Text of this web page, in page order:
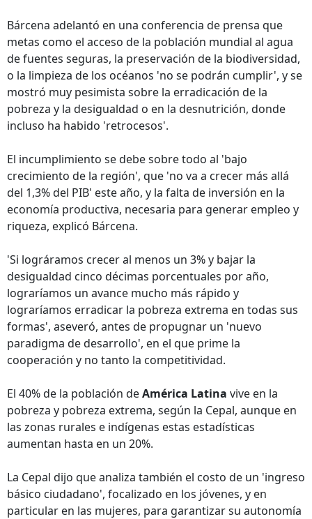
Bárcena adelantó en una conferencia de prensa que
metas como el acceso de la población mundial al agua
de fuentes seguras, la preservación de la biodiversidad,
o la limpieza de los océanos 'no se podrán cumplir', y se
mostró muy pesimista sobre la erradicación de la
pobreza y la desigualdad o en la desnutrición, donde
incluso ha habido 'retrocesos'.
El incumplimiento se debe sobre todo al 'bajo
crecimiento de la región', que 'no va a crecer más allá
del 1,3% del PIB' este año, y la falta de inversión en la
economía productiva, necesaria para generar empleo y
riqueza, explicó Bárcena.
'Si lográramos crecer al menos un 3% y bajar la
desigualdad cinco décimas porcentuales por año,
lograríamos un avance mucho más rápido y
lograríamos erradicar la pobreza extrema en todas sus
formas', aseveró, antes de propugnar un 'nuevo
paradigma de desarrollo', en el que prime la
cooperación y no tanto la competitividad.
El 40% de la población deAmérica Latina vive en la
pobreza y pobreza extrema, según la Cepal, aunque en
las zonas rurales e indígenas estas estadísticas
aumentan hasta en un 20%.
La Cepal dijo que analiza también el costo de un 'ingreso
básico ciudadano', focalizado en los jóvenes, y en
particular en las mujeres, para garantizar su autonomía